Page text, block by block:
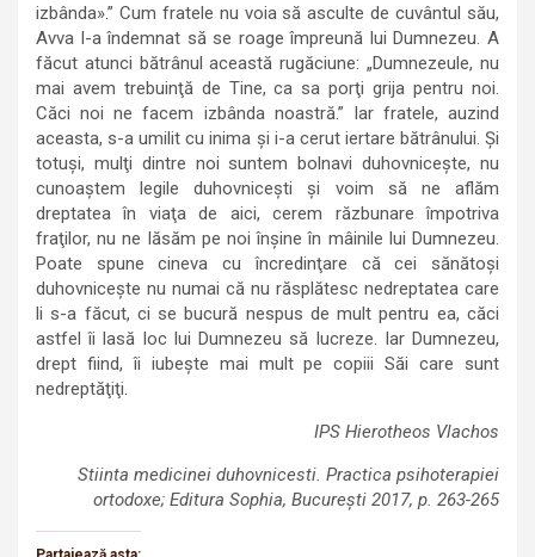
izbânda».” Cum fratele nu voia să asculte de cuvântul său,
Avva l-a îndemnat să se roage împreună lui Dumnezeu. A
făcut atunci bătrânul această rugăciune: „Dumnezeule, nu
mai avem trebuinţă de Tine, ca sa porţi grija pentru noi.
Căci noi ne facem izbânda noastră.” Iar fratele, auzind
aceasta, s-a umilit cu inima şi i-a cerut iertare bătrânului. Şi
totuşi, mulţi dintre noi suntem bolnavi duhovniceşte, nu
cunoaştem legile duhovniceşti şi voim să ne aflăm
dreptatea în viaţa de aici, cerem răzbunare împotriva
fraţilor, nu ne lăsăm pe noi înşine în mâinile lui Dumnezeu.
Poate spune cineva cu încredinţare că cei sănătoşi
duhovniceşte nu numai că nu răsplătesc nedreptatea care
li s-a făcut, ci se bucură nespus de mult pentru ea, căci
astfel îi lasă loc lui Dumnezeu să lucreze. Iar Dumnezeu,
drept fiind, îi iubeşte mai mult pe copiii Săi care sunt
nedreptăţiţi.
IPS Hierotheos Vlachos
Stiinta medicinei duhovnicesti. Practica psihoterapiei
ortodoxe; Editura Sophia, București 2017, p. 263-265